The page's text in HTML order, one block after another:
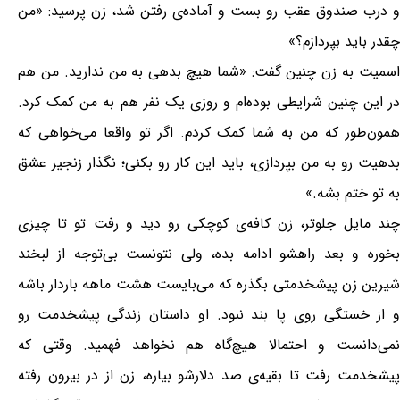
و درب صندوق عقب رو بست و آماده‌ی رفتن شد، زن پرسید: «من
چقدر باید بپردازم؟»
اسمیت به زن چنین گفت: «شما هیچ بدهی به من ندارید. من هم
در این چنین شرایطی بوده‌ام و روزی یک نفر هم به من کمک کرد.
همون‌طور که من به شما کمک کردم. اگر تو واقعا می‌خواهی که
بدهیت رو به من بپردازی، باید این کار رو بکنی؛ نگذار زنجیر عشق
به تو ختم بشه.»
چند مایل جلوتر، زن کافه‌ی کوچکی رو دید و رفت تو تا چیزی
بخوره و بعد راهشو ادامه بده، ولی نتونست بی‌توجه از لبخند
شیرین زن پیشخدمتی بگذره که می‌بایست هشت ماهه باردار باشه
و از خستگی روی پا بند نبود. او داستان زندگی پیشخدمت رو
نمی‌دانست و احتمالا هیچ‌گاه هم نخواهد فهمید. وقتی که
پیشخدمت رفت تا بقیه‌ی صد دلارشو بیاره، زن از در بیرون رفته